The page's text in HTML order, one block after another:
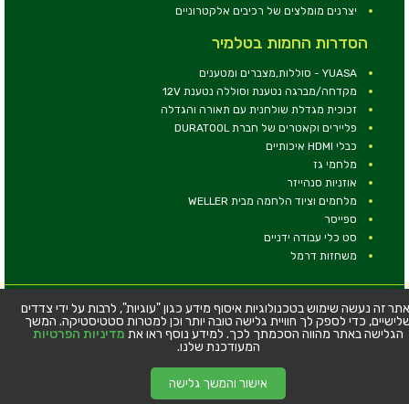
יצרנים מומלצים של רכיבים אלקטרוניים
הסדרות החמות בטלמיר
YUASA - סוללות,מצברים ומטענים
מקדחה/מברגה נטענת וסוללה נטענת 12V
זכוכית מגדלת שולחנית עם תאורה והגדלה
פליירים וקאטרים של חברת DURATOOL
כבלי HDMI איכותיים
מלחמי גז
אוזניות סנהייזר
מלחמים וציוד הלחמה מבית WELLER
ספייסר
סט כלי עבודה ידניים
משחזות דרמל
© כל הזכויות שמורות - טלמיר אלקטרוניקה בע''מ
כתובת: דרך העצמאות 63, חיפה
טלפון:04-8534564
זה נעשה שימוש בטכנולוגיות איסוף מידע כגון "עוגיות", לרבות על ידי צדדים
כדי לספק לך חוויית גלישה טובה יותר וכן למטרות סטטיסטיקה. המשך
הגלישה באתר מהווה הסכמתך לכך. למידע נוסף ראו את מדיניות הפרטיות
המעודכנת שלנו.
אישור והמשך גלישה